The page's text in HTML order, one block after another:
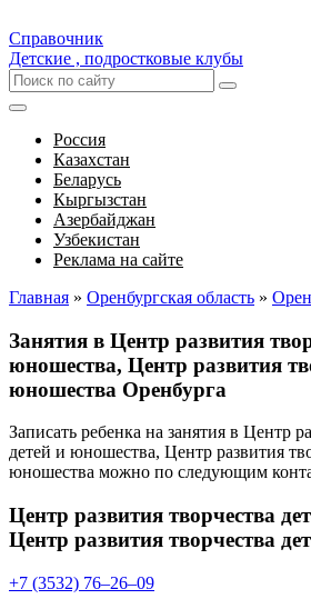
Справочник
Детские , подростковые клубы
Россия
Казахстан
Беларусь
Кыргызстан
Азербайджан
Узбекистан
Реклама на сайте
Главная » Оренбургская область »
Занятия в Центр развития
юношества, Центр развития
юношества Оренбурга
Записать ребенка на занятия в Центр
детей и юношества, Центр развития
юношества можно по следующим
Центр развития творчества
Центр развития творчества
+7 (3532) 76‒26‒09